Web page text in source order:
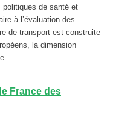
politiques de santé et
à l’évaluation des
de transport est construite
la dimension
France des